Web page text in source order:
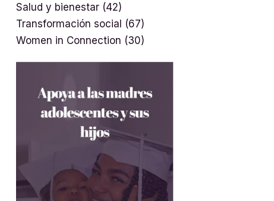
Salud y bienestar (42)
Transformación social (67)
Women in Connection (30)